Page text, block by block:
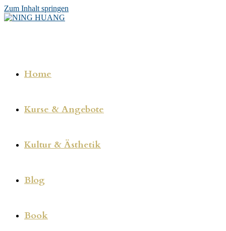
Zum Inhalt springen
Home
Kurse & Angebote
Kultur & Ästhetik
Blog
Book